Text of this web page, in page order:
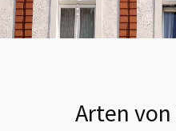
Arten von